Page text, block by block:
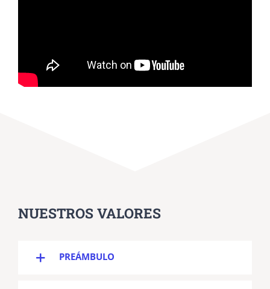
NUESTROS VALORES
PREÁMBULO